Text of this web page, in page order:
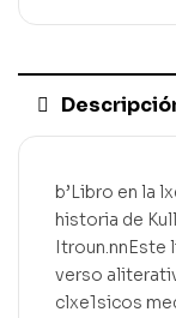
b’Libro en la
historia de
Itroun.nnEste
verso
clxe1sicos